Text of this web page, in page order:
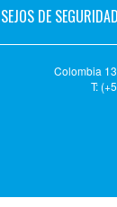
DE SEGURIDAD
Colombia
T: